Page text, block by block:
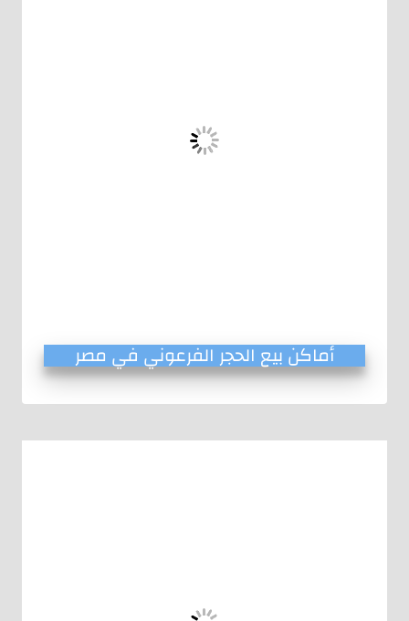
أماكن بيع الحجر الفرعوني في مصر